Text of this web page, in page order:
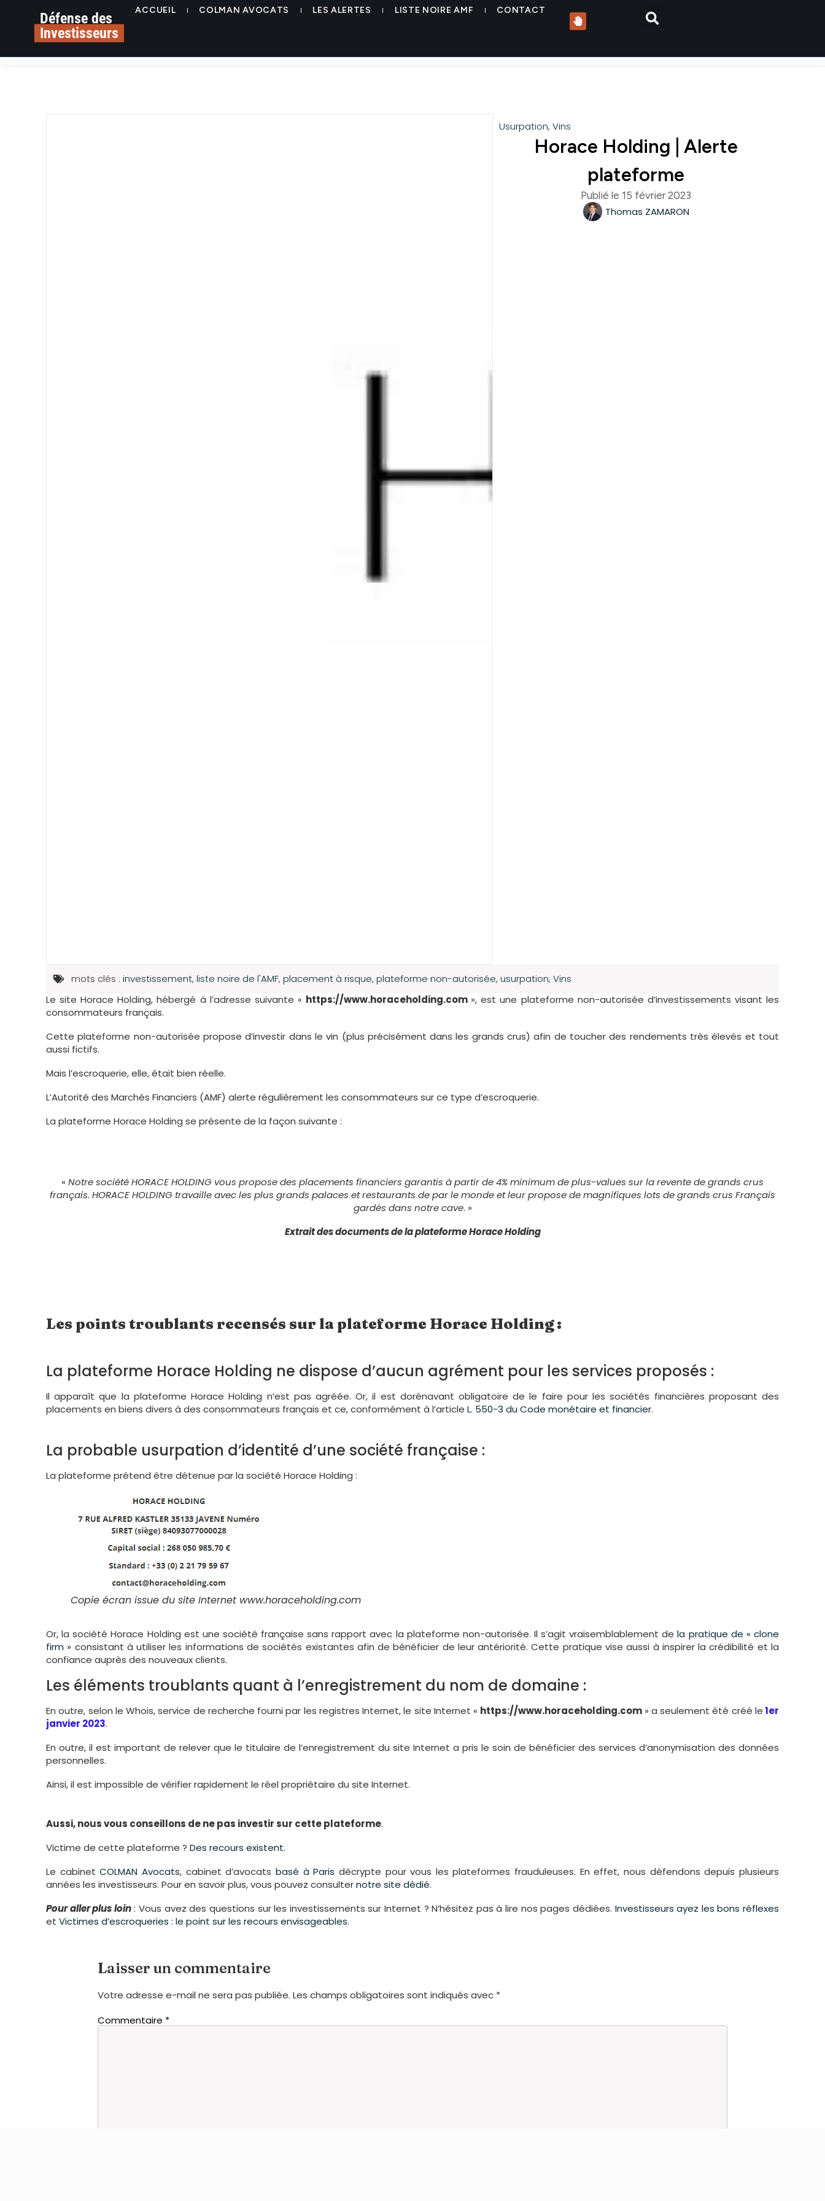
Défense des
Investisseurs
ACCUEIL COLMAN AVOCATS LES ALERTES LISTE NOIRE AMF CONTACT
Usurpation,Vins
Horace Holding | Alerte
plateforme
Publié le 15 février 2023
Thomas ZAMARON
mots clés : investissement, liste noire de l'AMF, placement à risque, plateforme non-autorisée, usurpation, Vins
Le site Horace Holding, hébergé à l’adresse suivante « https://www.horaceholding.com », est une plateforme non-autorisée d’investissements visant les
consommateurs français.
Cette plateforme non-autorisée propose d’investir dans le vin (plus précisément dans les grands crus) afin de toucher des rendements très élevés et tout
aussi fictifs.
Mais l’escroquerie, elle, était bien réelle.
L’Autorité des Marchés Financiers (AMF) alerte régulièrement les consommateurs sur ce type d’escroquerie.
La plateforme Horace Holding se présente de la façon suivante :
« Notre société HORACE HOLDING vous propose des placements financiers garantis à partir de 4% minimum de plus-values sur la revente de grands crus
français. HORACE HOLDING travaille avec les plus grands palaces et restaurants de par le monde et leur propose de magnifiques lots de grands crus Français
gardés dans notre cave. »
Extrait des documents de la plateforme Horace Holding
Les points troublants recensés sur la plateforme Horace Holding :
La plateforme Horace Holding ne dispose d’aucun agrément pour les services proposés :
Il apparaît que la plateforme Horace Holding n’est pas agréée. Or, il est dorénavant obligatoire de le faire pour les sociétés financières proposant des
placements en biens divers à des consommateurs français et ce, conformément à l’article L. 550-3 du Code monétaire et financier.
La probable usurpation d’identité d’une société française :
La plateforme prétend être détenue par la société Horace Holding :
Copie écran issue du site Internet www.horaceholding.com
Or, la société Horace Holding est une société française sans rapport avec la plateforme non-autorisée. Il s’agit vraisemblablement dela pratique de « clone
firm » consistant à utiliser les informations de sociétés existantes afin de bénéficier de leur antériorité. Cette pratique vise aussi à inspirer la crédibilité et la
confiance auprès des nouveaux clients.
Les éléments troublants quant à l’enregistrement du nom de domaine :
En outre, selon le Whois, service de recherche fourni par les registres Internet, le site Internet « https://www.horaceholding.com » a seulement été créé le1er
janvier 2023.
En outre, il est important de relever que le titulaire de l’enregistrement du site Internet a pris le soin de bénéficier des services d’anonymisation des données
personnelles.
Ainsi, il est impossible de vérifier rapidement le réel propriétaire du site Internet.
Aussi, nous vous conseillons de ne pas investir sur cette plateforme.
Victime de cette plateforme ? Des recours existent.
Le cabinetCOLMAN Avocats, cabinet d’avocats basé à Paris décrypte pour vous les plateformes frauduleuses. En effet, nous défendons depuis plusieurs
années les investisseurs. Pour en savoir plus, vous pouvez consulternotre site dédié.
Pour aller plus loin: Vous avez des questions sur les investissements sur Internet ? N’hésitez pas à lire nos pages dédiées. Investisseurs ayez les bons réflexes
et Victimes d’escroqueries : le point sur les recours envisageables.
Laisser un commentaire
Votre adresse e-mail ne sera pas publiée. Les champs obligatoires sont indiqués avec *
Commentaire *